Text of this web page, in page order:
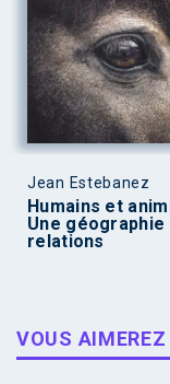
Jean Estebanez
Humains et
Une géographie
relations
VOUS